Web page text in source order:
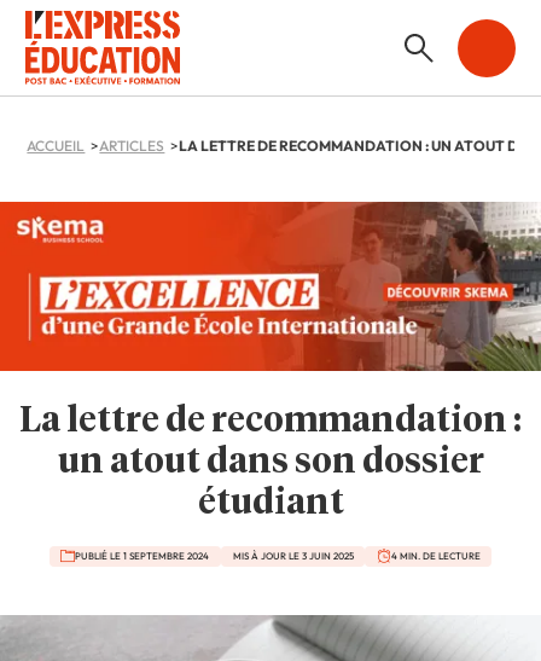
ACCUEIL ARTICLES
La lettre de recommandation :
un atout dans son dossier
étudiant
PUBLIÉ LE 1 SEPTEMBRE 2024 MIS À JOUR LE 3 JUIN 2025 4 MIN. DE LECTURE